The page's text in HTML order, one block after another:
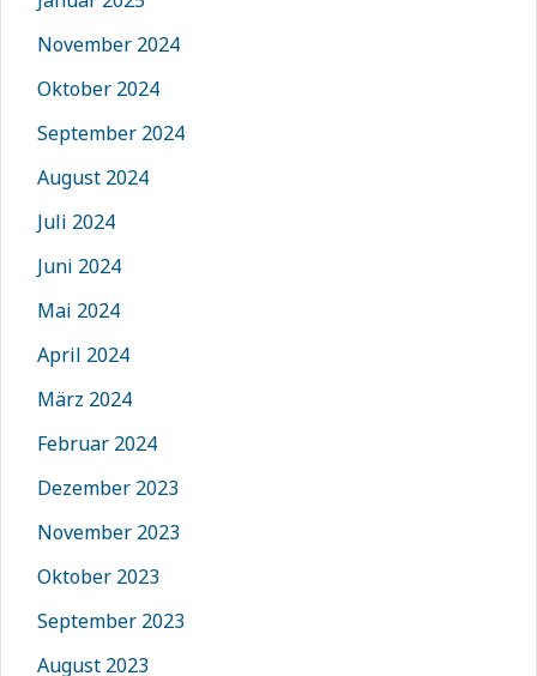
November 2024
Oktober 2024
September 2024
August 2024
Juli 2024
Juni 2024
Mai 2024
April 2024
März 2024
Februar 2024
Dezember 2023
November 2023
Oktober 2023
September 2023
August 2023